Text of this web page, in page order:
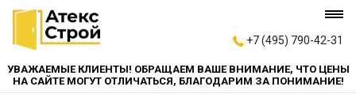
+7 (495) 790-42-31
УВАЖАЕМЫЕ КЛИЕНТЫ! ОБРАЩАЕМ ВАШЕ ВНИМАНИЕ, ЧТО ЦЕНЫ
НА САЙТЕ МОГУТ ОТЛИЧАТЬСЯ, БЛАГОДАРИМ ЗА ПОНИМАНИЕ!